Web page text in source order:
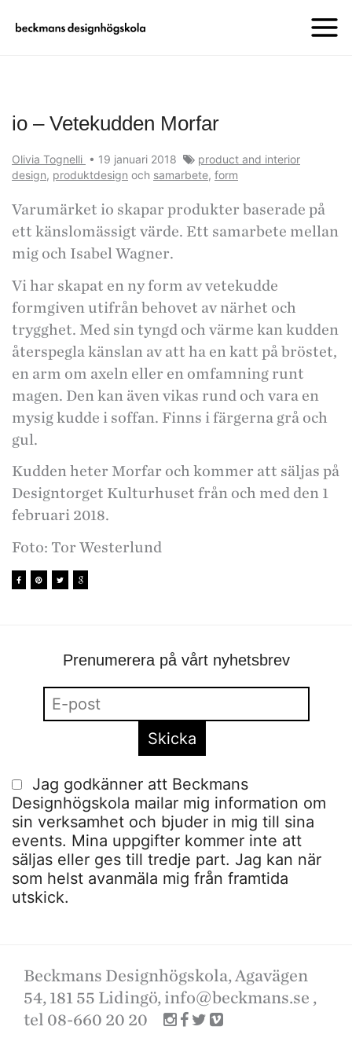
io – Vetekudden Morfar
Olivia Tognelli • 19 januari 2018
product and interior
design, produktdesign och samarbete, form
Varumärket io skapar produkter baserade på
ett känslomässigt värde. Ett samarbete mellan
mig och Isabel Wagner.
Vi har skapat en ny form av vetekudde
formgiven utifrån behovet av närhet och
trygghet. Med sin tyngd och värme kan kudden
återspegla känslan av att ha en katt på bröstet,
en arm om axeln eller en omfamning runt
magen. Den kan även vikas rund och vara en
mysig kudde i soffan. Finns i färgerna grå och
gul.
Kudden heter Morfar och kommer att säljas på
Designtorget Kulturhuset från och med den 1
februari 2018.
Foto: Tor Westerlund
Prenumerera på vårt nyhetsbrev
Jag godkänner att Beckmans
Designhögskola mailar mig information om
sin verksamhet och bjuder in mig till sina
events. Mina uppgifter kommer inte att
säljas eller ges till tredje part. Jag kan när
som helst avanmäla mig från framtida
utskick.
Beckmans Designhögskola, Agavägen
54, 181 55 Lidingö, info@beckmans.se ,
tel 08-660 20 20